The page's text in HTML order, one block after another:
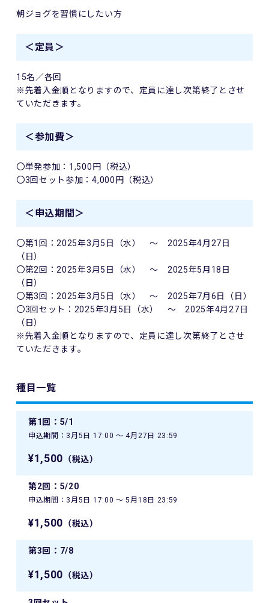
朝ジョグを習慣にしたい方
＜定員＞
15名／各回
※先着入金順となりますので、定員に達し次第終了とさせ
ていただきます。
＜参加費＞
〇単発参加：1,500円（税込）
〇3回セット参加：4,000円（税込）
＜申込期間＞
〇第1回：2025年3月5日（水） ～ 2025年4月27日
（日）
〇第2回：2025年3月5日（水） ～ 2025年5月18日
（日）
〇第3回：2025年3月5日（水） ～ 2025年7月6日（日）
〇3回セット：2025年3月5日（水） ～ 2025年4月27日
（日）
※先着入金順となりますので、定員に達し次第終了とさせ
ていただきます。
種目一覧
第1回：5/1
申込期間：3月5日 17:00 〜 4月27日 23:59
¥1,500 （税込）
第2回：5/20
申込期間：3月5日 17:00 〜 5月18日 23:59
¥1,500 （税込）
第3回：7/8
¥1,500 （税込）